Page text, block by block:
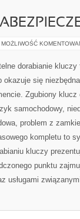
MOŻLIWOŚĆ
dorabianie
okazuje się
Zgubiony
samochodowy,
problem z
kompletu to
kluczy
punktu
usługami